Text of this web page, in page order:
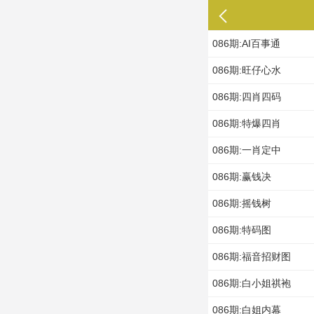
086期:AI百事通
086期:旺仔心水
086期:四肖四码
086期:特爆四肖
086期:一肖定中
086期:赢钱决
086期:摇钱树
086期:特码图
086期:福音招财图
086期:白小姐祺袍
086期:白姐内幕